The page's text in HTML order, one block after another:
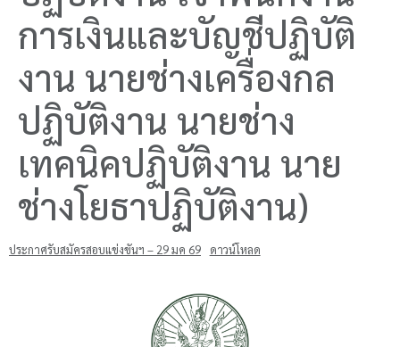
การเงินและบัญชีปฏิบัติ
งาน นายช่างเครื่องกล
ปฏิบัติงาน นายช่าง
เทคนิคปฏิบัติงาน นาย
ช่างโยธาปฏิบัติงาน)
ประกาศรับสมัครสอบแข่งขันฯ – 29 มค 69 ดาวน์โหลด